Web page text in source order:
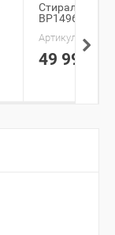
Стиральная
BP14969B
Артикул: 885604
49 999